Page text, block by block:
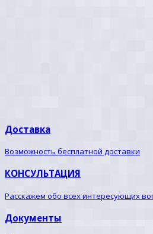
Доставка
Возможность бесплатной доставки
КОНСУЛЬТАЦИЯ
Расскажем обо всех интересующих
Документы